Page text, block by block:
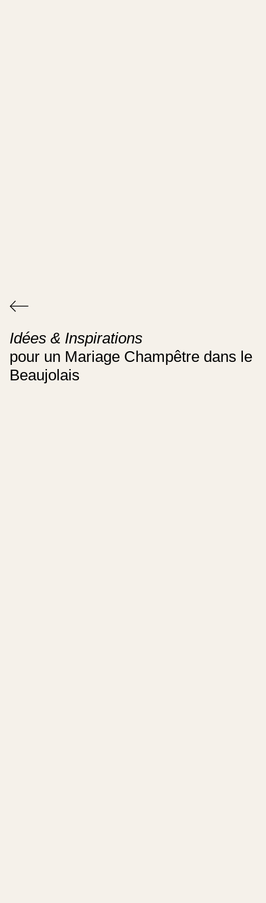
Idées & Inspirations
pour un Mariage Champêtre dans le
Beaujolais